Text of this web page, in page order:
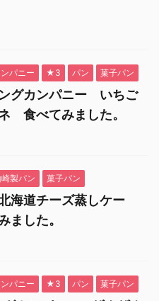
パニー ★3 パン 菓子パン
グカンパニー いちご
食べてみました。
崎製パン 菓子パン
海道チーズ蒸しケー
した。
パニー ★3 パン 菓子パン